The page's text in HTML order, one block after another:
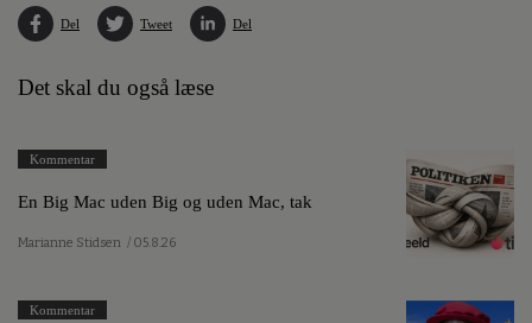
Del Tweet Del
Det skal du også læse
Kommentar
En Big Mac uden Big og uden Mac, tak
Marianne Stidsen / 05.8.26
Kommentar